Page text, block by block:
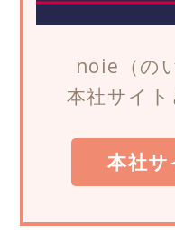
noie（の
本社サイト
本社サ